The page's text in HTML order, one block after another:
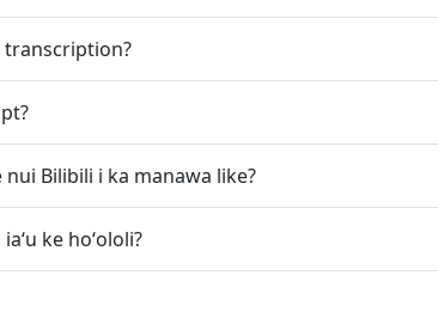
transcription?
nui Bilibili i ka manawa like?
ke hoʻololi?